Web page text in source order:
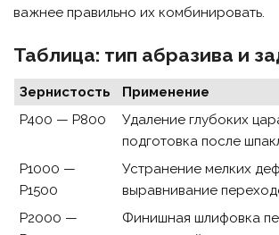
важнее правильно их комбинировать.
Таблица: тип абразива и
Зернистость
Применение
P400 — P800
Удаление глубоких
подготовка после
P1000 —
P1500
Устранение мелких
выравнивание
P2000 —
Финишная шлифовка